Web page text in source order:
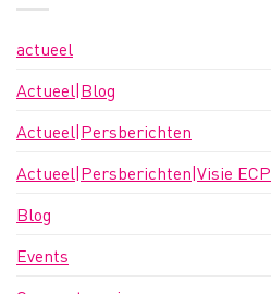
actueel
Actueel|Blog
Actueel|Persberichten
Actueel|Persberichten|Visie ECP
Blog
Events